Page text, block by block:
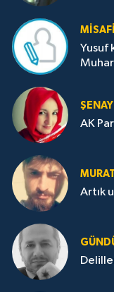
Yusuf
AK
Artık